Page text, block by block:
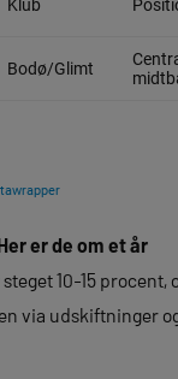
er de om et år
10-15 procent,
via udskiftninger